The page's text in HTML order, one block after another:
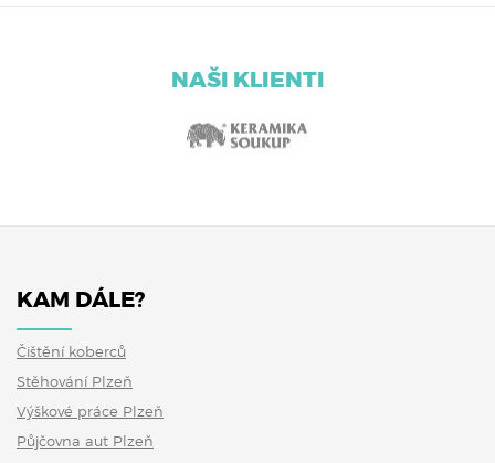
NAŠI KLIENTI
KAM DÁLE?
Čištění koberců
Stěhování Plzeň
Výškové práce Plzeň
Půjčovna aut Plzeň